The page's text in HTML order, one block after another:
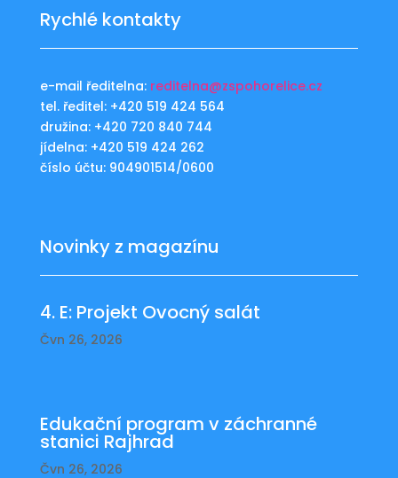
Rychlé kontakty
e-mail ředitelna: reditelna@zspohorelice.cz
tel. ředitel: +420 519 424 564
družina: +420 720 840 744
jídelna: +420 519 424 262
číslo účtu: 904901514/0600
Novinky z magazínu
4. E: Projekt Ovocný salát
Čvn 26, 2026
Edukační program v záchranné
stanici Rajhrad
Čvn 26, 2026